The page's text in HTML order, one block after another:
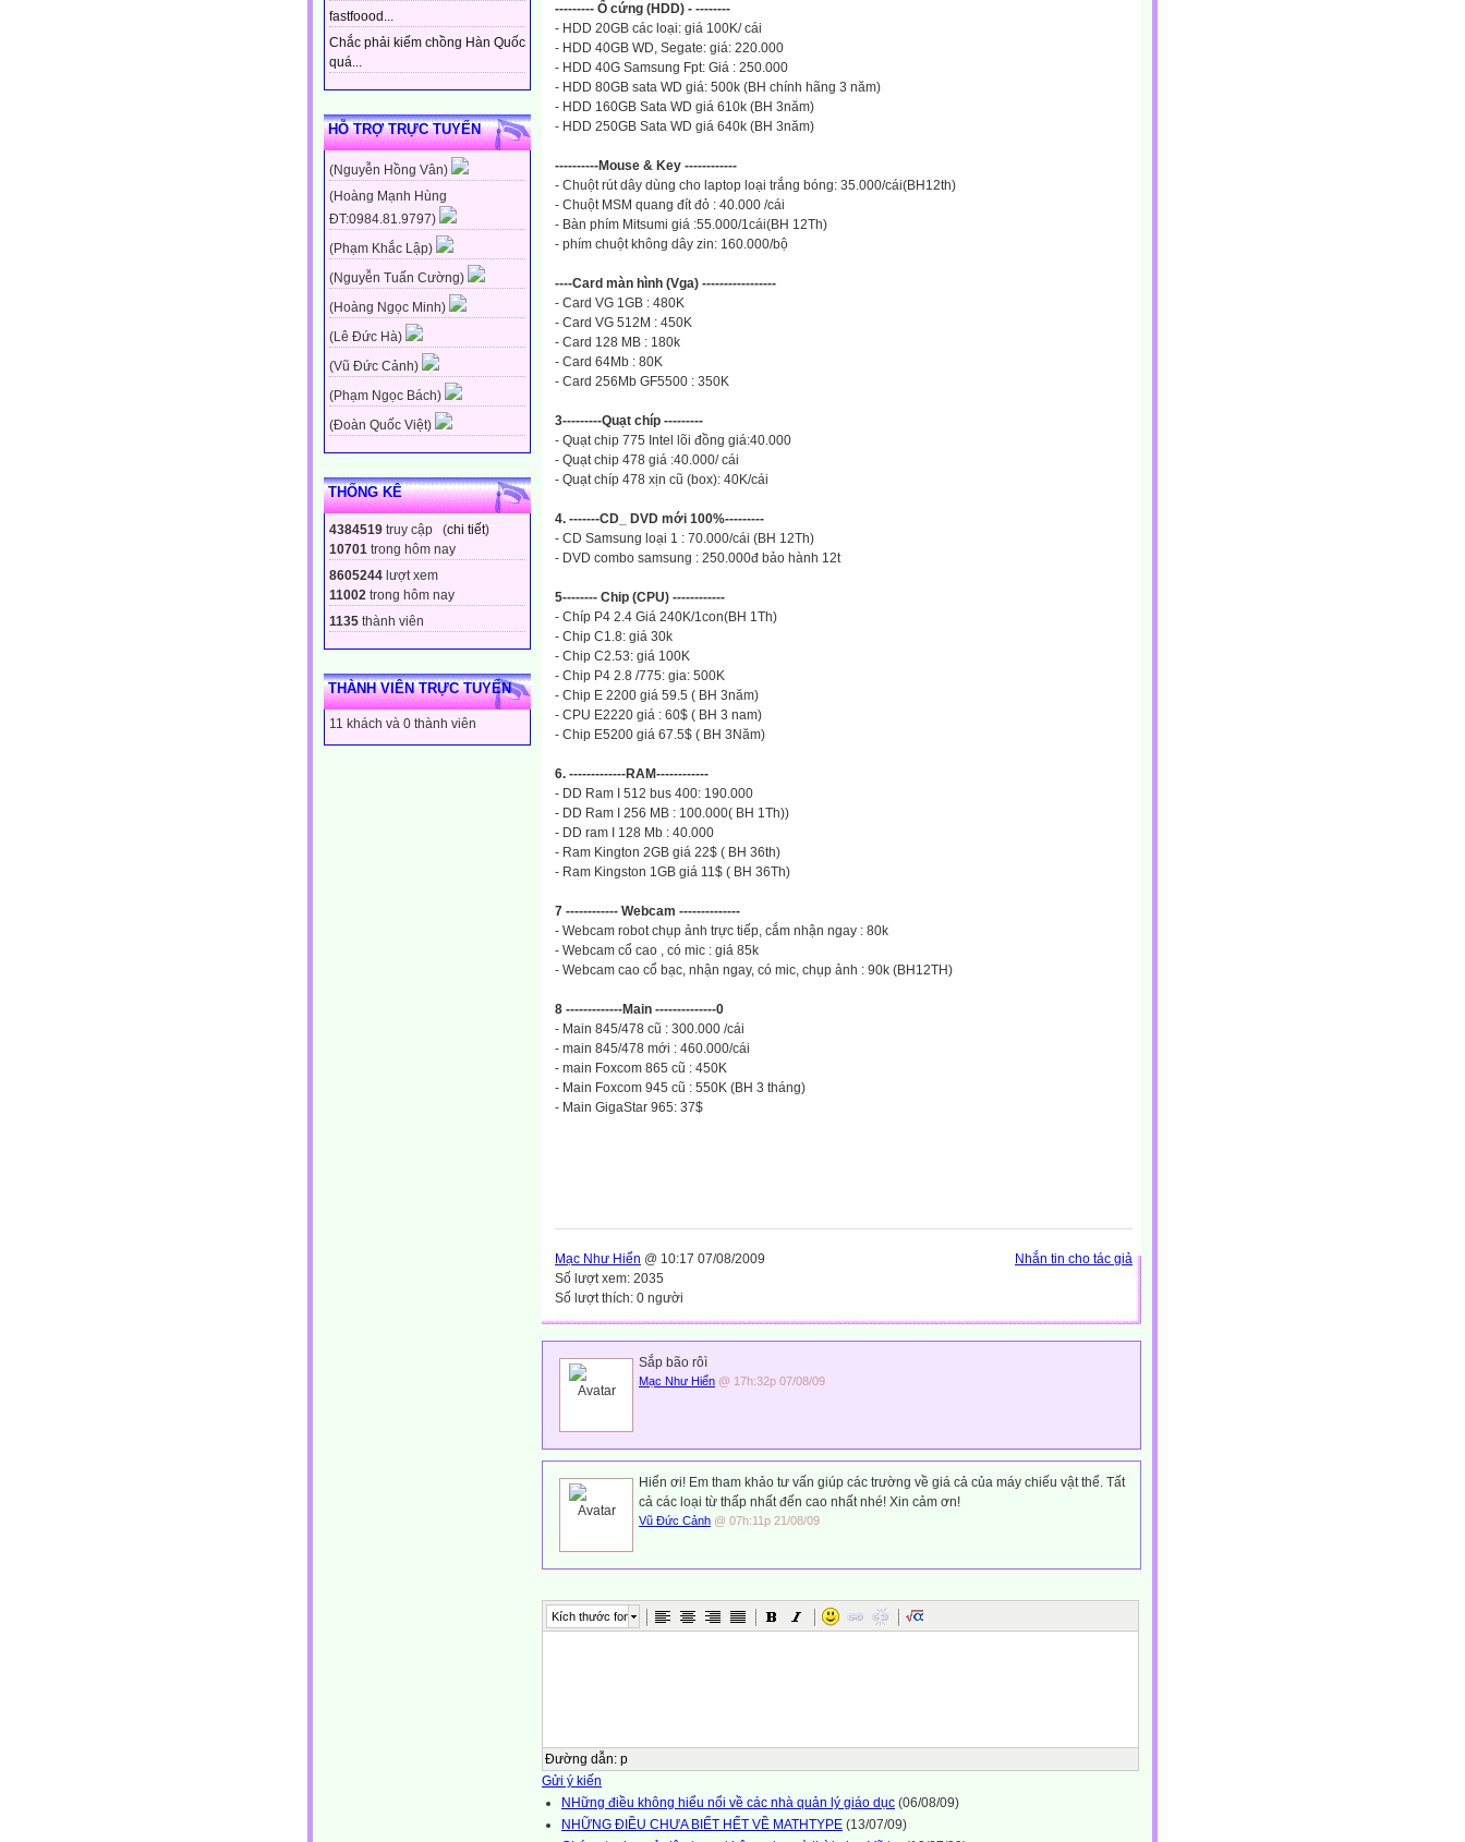
fastfoood...
Chắc phải kiếm chồng Hàn Quốc
quá...
HỖ TRỢ TRỰC TUYẾN
(Nguyễn Hồng Vân)
(Hoàng Mạnh Hùng
ĐT:0984.81.9797)
(Phạm Khắc Lập)
(Nguyễn Tuấn Cường)
(Hoàng Ngọc Minh)
(Lê Đức Hà)
(Vũ Đức Cảnh)
(Phạm Ngọc Bách)
(Đoàn Quốc Việt)
THỐNG KÊ
4384519 truy cập (chi tiết)
10701 trong hôm nay
8605244 lượt xem
11002 trong hôm nay
1135 thành viên
THÀNH VIÊN TRỰC TUYẾN
11 khách và 0 thành viên
--------- Ổ cứng (HDD) - --------
- HDD 20GB các loại: giá 100K/ cái
- HDD 40GB WD, Segate: giá: 220.000
- HDD 40G Samsung Fpt: Giá : 250.000
- HDD 80GB sata WD giá: 500k (BH chính hãng 3 năm)
- HDD 160GB Sata WD giá 610k (BH 3năm)
- HDD 250GB Sata WD giá 640k (BH 3năm)
----------Mouse & Key ------------
- Chuột rút dây dùng cho laptop loại trắng bóng: 35.000/cái(BH12th)
- Chuột MSM quang đít đỏ : 40.000 /cái
- Bàn phím Mitsumi giá :55.000/1cái(BH 12Th)
- phím chuột không dây zin: 160.000/bộ
----Card màn hình (Vga) -----------------
- Card VG 1GB : 480K
- Card VG 512M : 450K
- Card 128 MB : 180k
- Card 64Mb : 80K
- Card 256Mb GF5500 : 350K
3---------Quạt chíp ---------
- Quạt chip 775 Intel lõi đồng giá:40.000
- Quạt chip 478 giá :40.000/ cái
- Quạt chíp 478 xịn cũ (box): 40K/cái
4. -------CD_ DVD mới 100%---------
- CD Samsung loại 1 : 70.000/cái (BH 12Th)
- DVD combo samsung : 250.000đ bảo hành 12t
5-------- Chip (CPU) ------------
- Chíp P4 2.4 Giá 240K/1con(BH 1Th)
- Chip C1.8: giá 30k
- Chip C2.53: giá 100K
- Chip P4 2.8 /775: gia: 500K
- Chip E 2200 giá 59.5 ( BH 3năm)
- CPU E2220 giá : 60$ ( BH 3 nam)
- Chip E5200 giá 67.5$ ( BH 3Năm)
6. -------------RAM------------
- DD Ram I 512 bus 400: 190.000
- DD Ram I 256 MB : 100.000( BH 1Th))
- DD ram I 128 Mb : 40.000
- Ram Kington 2GB giá 22$ ( BH 36th)
- Ram Kingston 1GB giá 11$ ( BH 36Th)
7 ------------ Webcam --------------
- Webcam robot chụp ảnh trực tiếp, cắm nhận ngay : 80k
- Webcam cổ cao , có mic : giá 85k
- Webcam cao cổ bạc, nhận ngay, có mic, chụp ảnh : 90k (BH12TH)
8 -------------Main --------------0
- Main 845/478 cũ : 300.000 /cái
- main 845/478 mới : 460.000/cái
- main Foxcom 865 cũ : 450K
- Main Foxcom 945 cũ : 550K (BH 3 tháng)
- Main GigaStar 965: 37$
Nhắn tin cho tác giả
Mạc Như Hiển @ 10:17 07/08/2009
Số lượt xem: 2035
Số lượt thích: 0 người
Sắp bão rôì
Mạc Như Hiển @ 17h:32p 07/08/09
Hiển ơi! Em tham khảo tư vấn giúp các trường về giá cả của máy chiếu vật thể. Tất
cả các loại từ thấp nhất đến cao nhất nhé! Xin cảm ơn!
Vũ Đức Cảnh @ 07h:11p 21/08/09
Kích thước font
Đường dẫn: p
Gửi ý kiến
NHững điều không hiểu nổi về các nhà quản lý giáo dục (06/08/09)
NHỮNG ĐIỀU CHƯA BIẾT HẾT VỀ MATHTYPE (13/07/09)